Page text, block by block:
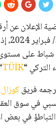
الإعلان عن
على
التركي “TÜİK
فريق
في سوق
في بعض